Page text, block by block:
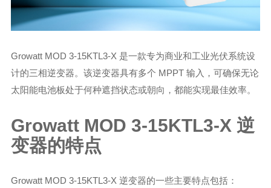
Growatt MOD 3-15KTL3-X 是一款专为商业和工业光伏系统设
计的三相逆变器。该逆变器具有多个 MPPT 输入，可确保无论
太阳能电池板处于何种遮挡状态或朝向，都能实现最佳效率。
Growatt MOD 3-15KTL3-X 逆
变器的特点
Growatt MOD 3-15KTL3-X 逆变器的一些主要特点包括：